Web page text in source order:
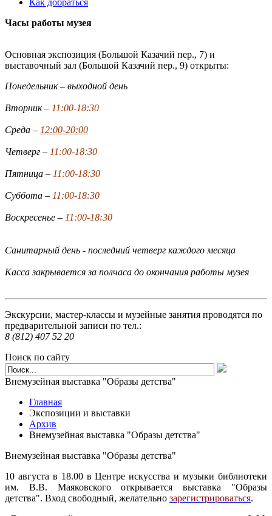
Как добраться
Часы работы музея
Основная экспозиция (Большой Казачий пер., 7) и
выставочный зал (Большой Казачий пер., 9) открыты:
Понедельник – выходной день
Вторник – 11:00-18:30
Среда – 12:00-20:00
Четверг – 11:00-18:30
Пятница – 11:00-18:30
Суббота – 11:00-18:30
Воскресенье – 11:00-18:30
Санитарный день - последний четверг каждого месяца
Касса закрывается за полчаса до окончания работы музея
Экскурсии, мастер-классы и музейные занятия проводятся по
предварительной записи по тел.:
8 (812) 407 52 20
Поиск по сайту
Внемузейная выставка "Образы детства"
Главная
Экспозиции и выставки
Архив
Внемузейная выставка "Образы детства"
Внемузейная выставка "Образы детства"
10 августа в 18.00 в Центре искусства и музыки библиотеки
им. В.В. Маяковского открывается выставка "Образы
детства". Вход свободный, желательно зарегистрироваться.